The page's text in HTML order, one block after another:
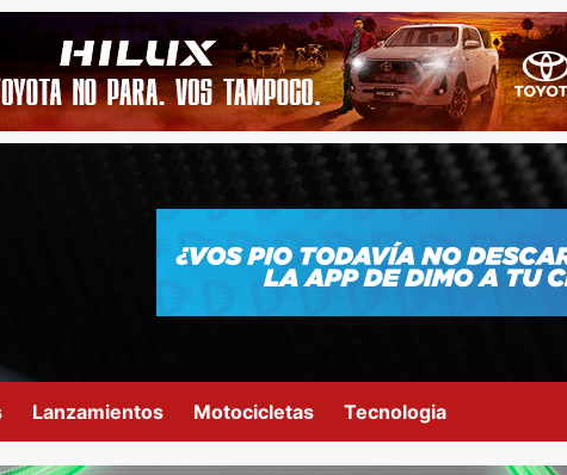
Lanzamientos Motocicletas Tecnologia